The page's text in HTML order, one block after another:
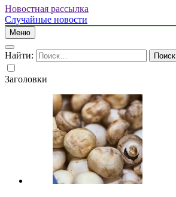
Новостная рассылка
Случайные новости
Меню
Найти:
Заголовки